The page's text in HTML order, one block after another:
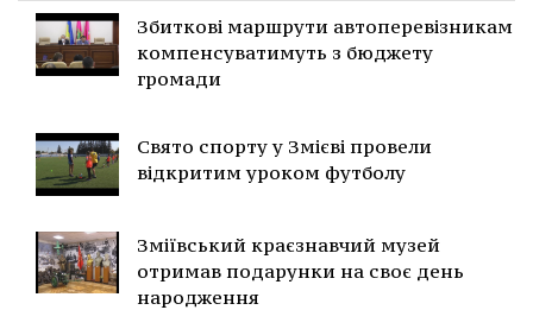
Збиткові маршрути автоперевізникам
компенсуватимуть з бюджету
громади
Свято спорту у Змієві провели
відкритим уроком футболу
Зміївський краєзнавчий музей
отримав подарунки на своє день
народження